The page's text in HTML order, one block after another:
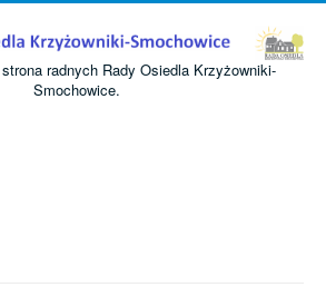
radnych Rady Osiedla Krzyżowniki-
Smochowice.